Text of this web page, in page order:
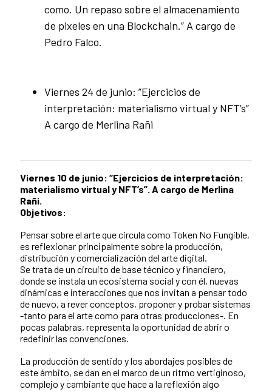
como. Un repaso sobre el almacenamiento
de pixeles en una Blockchain.” A cargo de
Pedro Falco.
Viernes 24 de junio: ”Ejercicios de
interpretación: materialismo virtual y NFT’s”
A cargo de Merlina Rañi
Viernes 10 de junio: “Ejercicios de interpretación:
materialismo virtual y NFT’s”. A cargo de Merlina
Rañi.
Objetivos:
Pensar sobre el arte que circula como Token No Fungible,
es reflexionar principalmente sobre la producción,
distribución y comercialización del arte digital.
Se trata de un circuito de base técnico y financiero,
donde se instala un ecosistema social y con él, nuevas
dinámicas e interacciones que nos invitan a pensar todo
de nuevo, a rever conceptos, proponer y probar sistemas
-tanto para el arte como para otras producciones-. En
pocas palabras, representa la oportunidad de abrir o
redefinir las convenciones.
La producción de sentido y los abordajes posibles de
este ámbito, se dan en el marco de un ritmo vertiginoso,
complejo y cambiante que hace a la reflexión algo